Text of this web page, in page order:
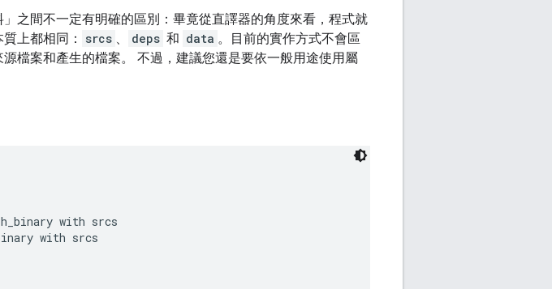
之間不一定有明確的區別：畢竟從直譯器的角度來看，程式就
上都相同：
srcs 、 deps 和 data 。目前的實作方式不會區
檔案和產生的檔案。 不過，建議您還是要依一般用途使用屬
with srcs
with srcs